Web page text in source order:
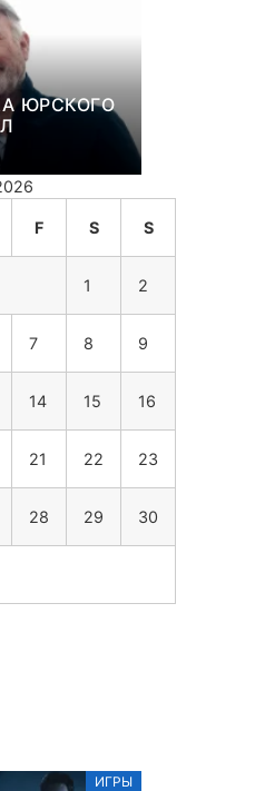
ЮРСКОГО
F S S
1 2
7 8 9
14 15 16
21 22 23
28 29 30
ИГРЫ